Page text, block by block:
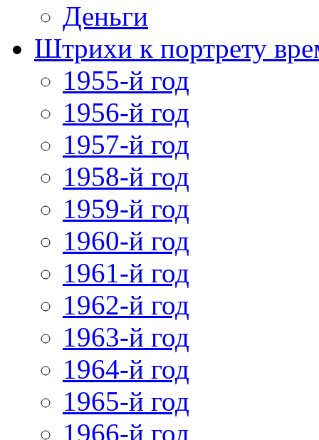
Деньги
Штрихи к портрету
1955-й год
1956-й год
1957-й год
1958-й год
1959-й год
1960-й год
1961-й год
1962-й год
1963-й год
1964-й год
1965-й год
1966-й год